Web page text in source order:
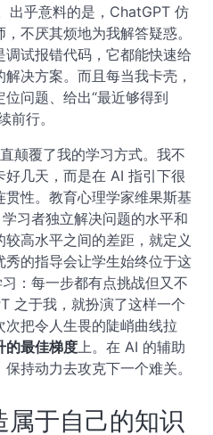
出乎意料的是，ChatGPT 仿
不厌其烦地为我解答疑惑。
试报错代码，它都能快速给
决方案。而且每当我卡壳，
问题、给出“最近够得到
前行。
颠覆了我的学习方式。我不
几天，而是在 AI 指引下很
性。教育心理学家维果斯基
习者独立解决问题的水平和
高水平之间的差距，就定义
的指导会让学生始终位于这
：每一步都有点挑战但又不
之于我，就扮演了这样一个
把令人生畏的陡峭曲线拉
的最佳梯度 上。在 AI 的辅助
持动力去攻克下一个难关。
属于自己的知识